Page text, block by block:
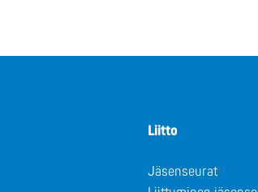
Liitto
Jäsenseurat